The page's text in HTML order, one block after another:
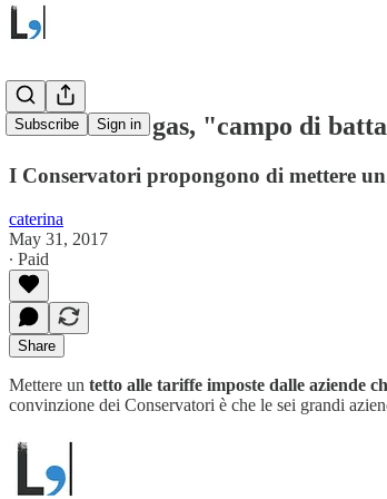
Subscribe Sign in
Elettricità e gas, "campo di
I Conservatori propongono di mettere
caterina
May 31, 2017
∙ Paid
Share
Mettere un tetto alle tariffe imposte dalle aziende
convinzione dei Conservatori è che le sei grandi